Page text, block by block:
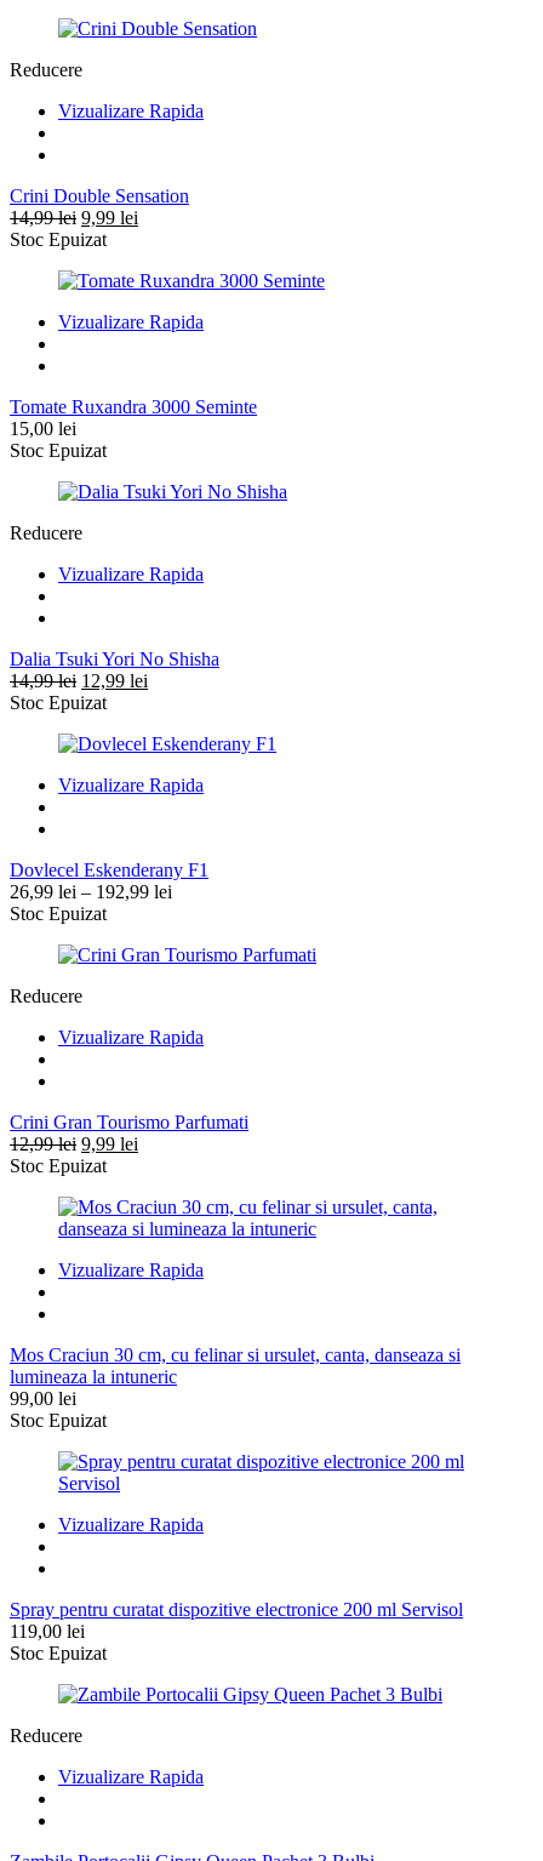
fost:
11,99 lei.
Reducere
Vizualizare Rapida
Crini Double Sensation
14,99lei Prețul
inițial
fost:
9,99 lei
9,99 lei.
Stoc Epuizat
Vizualizare Rapida
Tomate Ruxandra 3000 Seminte
15,00 lei
Stoc Epuizat
Reducere
Vizualizare Rapida
Dalia Tsuki Yori No Shisha
14,99lei Prețul
inițial
fost:
12,99 lei
12,99 lei.
Stoc Epuizat
Vizualizare Rapida
Dovlecel Eskenderany F1
26,99 lei – 192,99 lei
26,99 lei
Stoc Epuizat
Reducere
Vizualizare Rapida
Crini Gran Tourismo Parfumati
12,99lei Prețul
inițial
fost:
12,99 lei.
9,99 lei
9,99 lei.
Stoc Epuizat
Vizualizare Rapida
Mos Craciun 30 cm, cu felinar si ursulet, canta, danseaza si
lumineaza la intuneric
99,00 lei
Stoc Epuizat
Vizualizare Rapida
Spray pentru curatat dispozitive electronice 200 ml Servisol
119,00 lei
Stoc Epuizat
Reducere
Vizualizare Rapida